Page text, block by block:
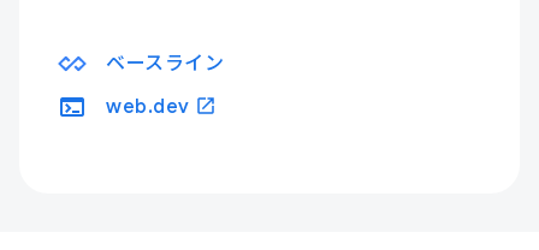
ベースライン
terminal web.dev open_in_new